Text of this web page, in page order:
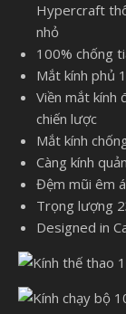
Hypercraft
nhỏ
100% chống
Mắt kính phủ
Viền mắt kính
chiến lược
Mắt kính
Càng kính
Đệm mũi êm
Trọng lượng
Designed in